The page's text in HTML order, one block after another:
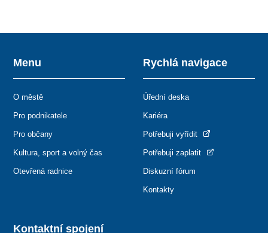
Kontaktní spojení
Menu
O městě
Pro podnikatele
Pro občany
Kultura, sport a volný čas
Otevřená radnice
Rychlá navigace
Úřední deska
Kariéra
Potřebuji vyřídit
Potřebuji zaplatit
Diskuzní fórum
Kontakty